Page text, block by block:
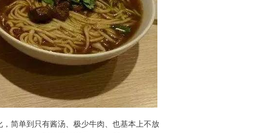
单到只有酱汤、极少牛肉、也基本上不放